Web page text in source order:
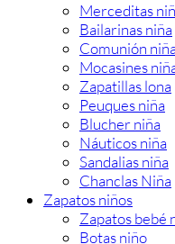
Merceditas
Bailarinas niña
Comunión
Mocasines
Zapatillas lona
Peuques niña
Blucher niña
Náuticos niña
Sandalias niña
Chanclas Niña
Zapatos niños
Zapatos bebé
Botas niño